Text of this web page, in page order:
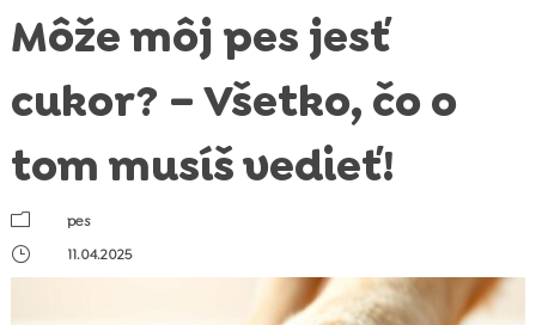
Môže môj pes jesť
cukor? – Všetko, čo o
tom musíš vedieť!
m
pes
}
11.04.2025